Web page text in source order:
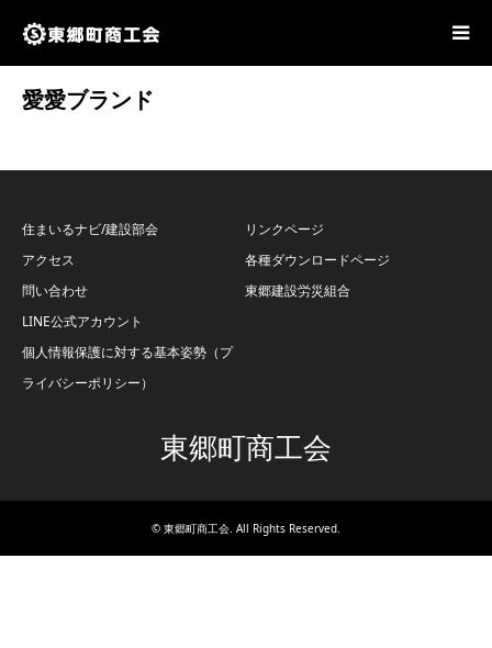
愛愛ブランド
住まいるナビ/建設部会
アクセス
問い合わせ
LINE公式アカウント
個人情報保護に対する基本姿勢（プ
ライバシーポリシー）
リンクページ
各種ダウンロードページ
東郷建設労災組合
東郷町商工会
© 東郷町商工会. All Rights Reserved.